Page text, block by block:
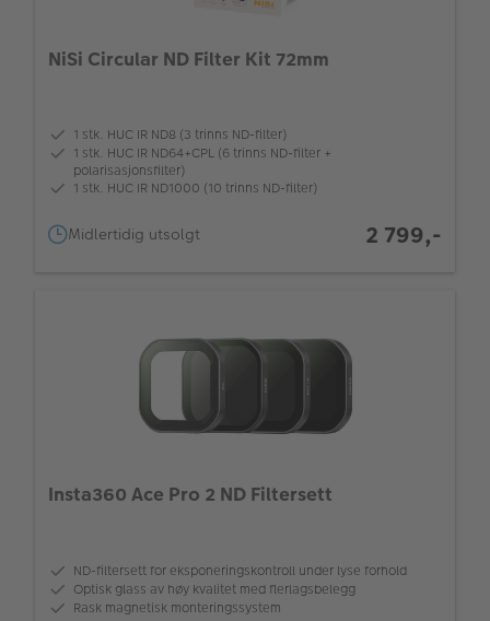
NiSi Circular ND Filter Kit 72mm
1 stk. HUC IR ND8 (3 trinns ND-filter)
1 stk. HUC IR ND64+CPL (6 trinns ND-filter +
polarisasjonsfilter)
1 stk. HUC IR ND1000 (10 trinns ND-filter)
Midlertidig utsolgt 2 799,-
Insta360 Ace Pro 2 ND Filtersett
ND-filtersett for eksponeringskontroll under lyse forhold
Optisk glass av høy kvalitet med flerlagsbelegg
Rask magnetisk monteringssystem